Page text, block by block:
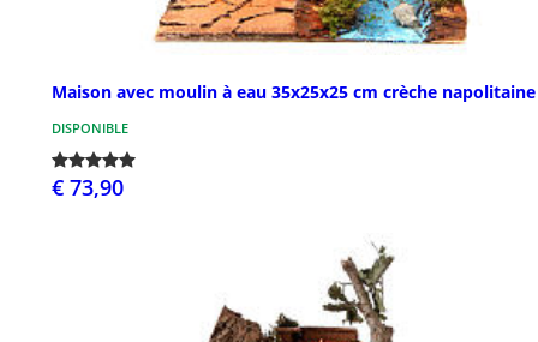
Maison avec moulin à eau 35x25x25 cm crèche napolitaine
DISPONIBLE
€ 73,90